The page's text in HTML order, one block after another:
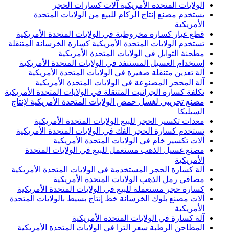
الولايات المتحدة الأمريكية آلات كسارات الحجر
يستخدم مصنع إنتاج الركام للبيع من الولايات المتحدة
الأمريكية
قطع غيار كسارة مخروطية في الولايات المتحدة الأمريكية
تستخدم الولايات المتحدة الأمريكية كسارة الخرسانة المتنقلة
مطحنة التوابل في الولايات المتحدة الأمريكية
استخدام الغسيل المستنفد في الولايات المتحدة الأمريكية
آلة تعدين متنقلة صغيرة في الولايات المتحدة الأمريكية
آلة المحجر المصنوعة في الولايات المتحدة الأمريكية
تكلفة كسارة الجرانيت المتنقلة في الولايات المتحدة الأمريكية
مصنع تجريبي لغسل حمض الولايات المتحدة الأمريكية لإنتاج
السيليكا
معدات تكسير الحجر للبيع الولايات المتحدة الأمريكية
تستخدم كسارة الحجر الفك في الولايات المتحدة الأمريكية
آلات تكسير خام في الولايات المتحدة الأمريكية
مصنع غسيل الذهب مستعمل للبيع في الولايات المتحدة
الأمريكية
آلة كسارة الحجر المستخدمة في الولايات المتحدة الأمريكية
مصافي رمل الذهب الولايات المتحدة الأمريكية
كسارة حجر مستعملة للبيع في الولايات المتحدة الأمريكية
آلات مصنع بلوك الخرسانة خط إنتاج بسيط بالولايات المتحدة
الأمريكية
آلة كسارة في الولايات المتحدة الأمريكية
المطاحن الرطبة سعر الترا في الولايات المتحدة الأمريكية